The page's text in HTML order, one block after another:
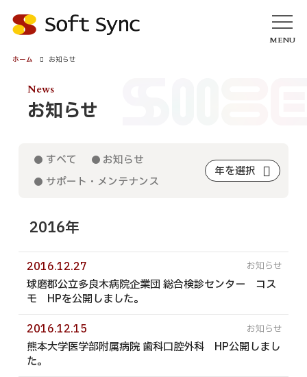
ホーム お知らせ
お知らせ
News
すべて
お知らせ
サポート・メンテナンス
年を選択
2016年
2016.12.27
球磨郡公立多良木病院企業団 総合検診センター コス
モ HPを公開しました。
2016.12.15
熊本大学医学部附属病院 歯科口腔外科 HP公開しまし
た。
MENU
アカデミック／学会サービス
各種CMS（更新プログラム）
モバイルアプリ
グラフィックデザイン
360度・3Dコンテンツ